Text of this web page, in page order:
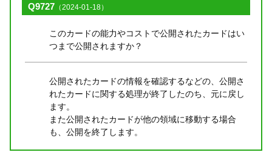
Q9727 （2024-01-18）
このカードの能力やコストで公開されたカードはい
つまで公開されますか？
公開されたカードの情報を確認するなどの、公開さ
れたカードに関する処理が終了したのち、元に戻し
ます。
また公開されたカードが他の領域に移動する場合
も、公開を終了します。